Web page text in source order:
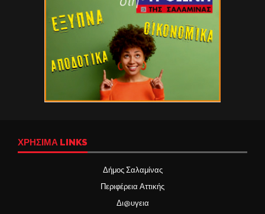
ΧΡΉΣΙΜΑ LINKS
Δήμος Σαλαμίνας
Περιφέρεια Αττικής
Δι@υγεια